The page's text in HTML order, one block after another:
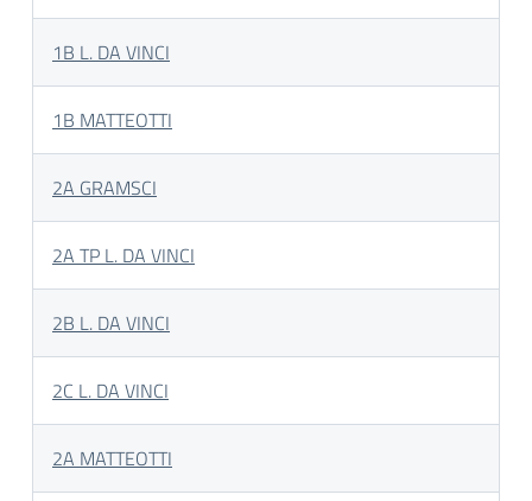
1B L. DA VINCI
1B MATTEOTTI
2A GRAMSCI
2A TP L. DA VINCI
2B L. DA VINCI
2C L. DA VINCI
2A MATTEOTTI